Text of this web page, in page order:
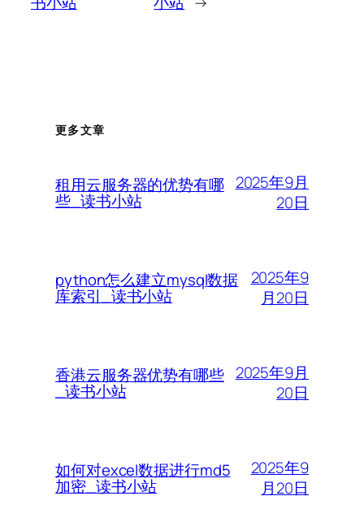
更多文章
租用云服务器的优势有哪
些_读书小站
2025年9月
20日
python怎么建立mysql数据
库索引_读书小站
2025年9
月20日
香港云服务器优势有哪些
_读书小站
2025年9月
20日
如何对excel数据进行md5
加密_读书小站
2025年9
月20日